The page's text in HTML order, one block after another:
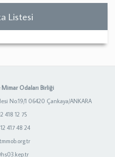
Listesi
Odaları Birliği
No:19/1 06420 Çankaya/ANKARA
418 12 75
417 48 24